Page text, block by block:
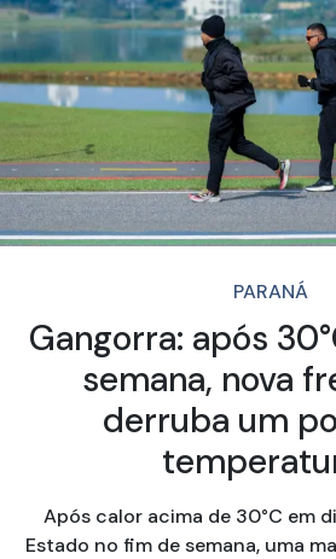
PARANÁ
Gangorra: após
semana, nova
derruba um
Após calor acima de 30°C em
Estado no fim de semana, uma